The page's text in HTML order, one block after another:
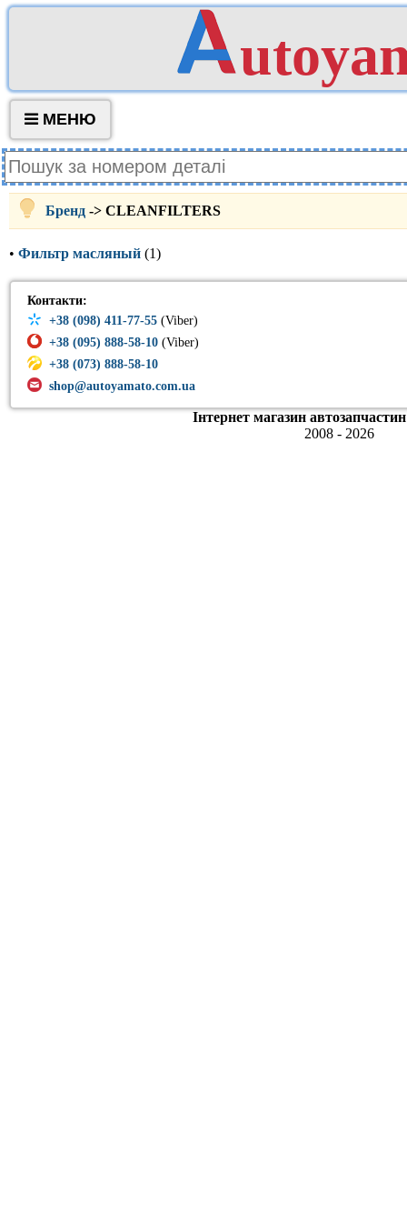
МЕНЮ
Бренд -> CLEANFILTERS
• Фильтр масляный (1)
Контакти:
+38 (098) 411-77-55 (Viber)
+38 (095) 888-58-10 (Viber)
+38 (073) 888-58-10
shop@autoyamato.com.ua
Інтернет магазин
2008 - 2026